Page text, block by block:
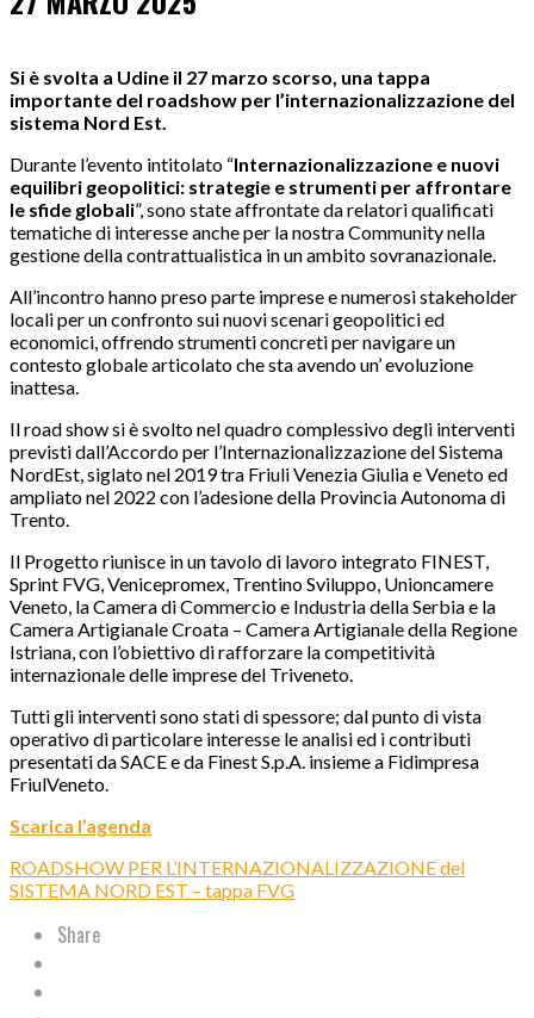
Si è svolta a Udine il 27 marzo scorso, una tappa
importante del roadshow per l’internazionalizzazione del
sistema Nord Est.
Durante l’evento intitolato “Internazionalizzazione e nuovi
equilibri geopolitici: strategie e strumenti per affrontare
le sfide globali”, sono state affrontate da relatori qualificati
tematiche di interesse anche per la nostra Community nella
gestione della contrattualistica in un ambito sovranazionale.
All’incontro hanno preso parte imprese e numerosi stakeholder
locali per un confronto sui nuovi scenari geopolitici ed
economici, offrendo strumenti concreti per navigare un
contesto globale articolato che sta avendo un’ evoluzione
inattesa.
Il road show si è svolto nel quadro complessivo degli interventi
previsti dall’Accordo per l’Internazionalizzazione del Sistema
NordEst, siglato nel 2019 tra Friuli Venezia Giulia e Veneto ed
ampliato nel 2022 con l’adesione della Provincia Autonoma di
Trento.
Il Progetto riunisce in un tavolo di lavoro integrato FINEST,
Sprint FVG, Venicepromex, Trentino Sviluppo, Unioncamere
Veneto, la Camera di Commercio e Industria della Serbia e la
Camera Artigianale Croata – Camera Artigianale della Regione
Istriana, con l’obiettivo di rafforzare la competitività
internazionale delle imprese del Triveneto.
Tutti gli interventi sono stati di spessore; dal punto di vista
operativo di particolare interesse le analisi ed i contributi
presentati da SACE e da Finest S.p.A. insieme a Fidimpresa
FriulVeneto.
Scarica l’agenda
ROADSHOW PER L’INTERNAZIONALIZZAZIONE del
SISTEMA NORD EST – tappa FVG
Share